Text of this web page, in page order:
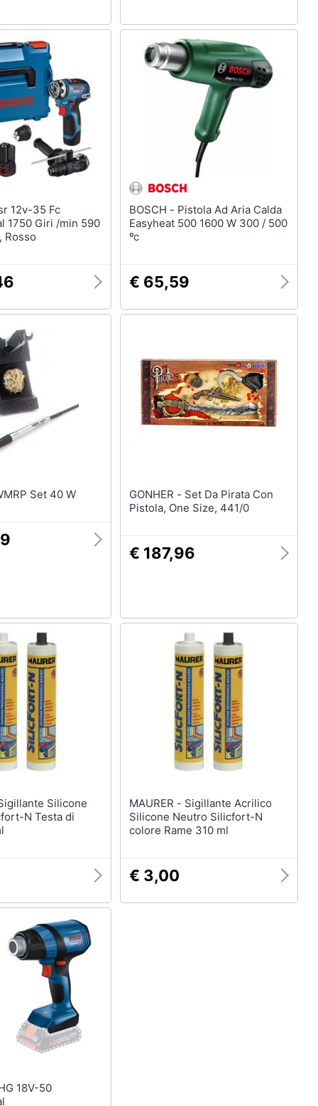
1750 Giri /min 590
Rosso
BOSCH - Pistola Ad Aria Calda
Easyheat 500 1600 W 300 / 500
ºc
€ 65,59
- WMRP Set 40 W
GONHER - Set Da Pirata Con
Pistola, One Size, 441/0
€ 187,96
N Testa di
MAURER - Sigillante Acrilico
Silicone Neutro Silicfort-N
colore Rame 310 ml
€ 3,00